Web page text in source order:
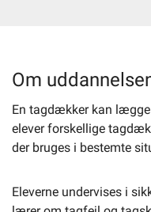
Planportal
Tidsbestilling
Om
En tagdækker kan
elever forskellige
der bruges i bestemte
Eleverne undervises i